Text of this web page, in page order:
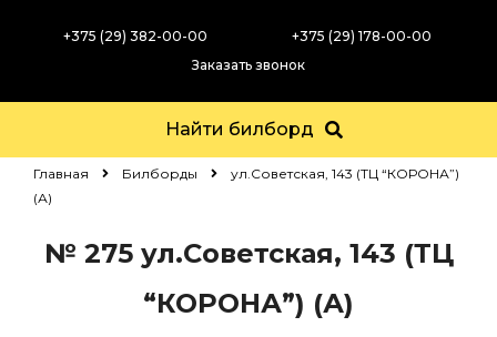
+375 (29) 382-00-00
+375 (29) 178-00-00
Заказать звонок
Найти билборд
Главная Билборды
ул.Советская, 143 (ТЦ “КОРОНА”)
(А)
№ 275ул.Советская, 143 (ТЦ
“КОРОНА”) (А)